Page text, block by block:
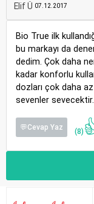
Elif Ü 07.12.2017
Bio True ilk
bu markayı da
dedim. Çok daha
kadar konforlu
dozları çok daha
sevenler sevecektir.
💬Cevap Yaz (8)